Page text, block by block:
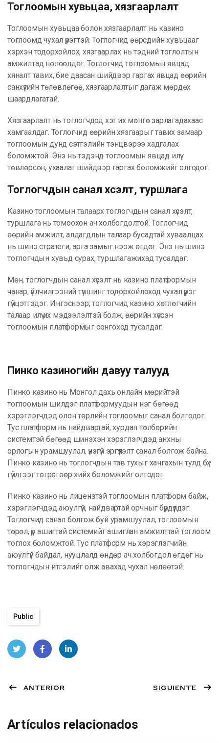
Тоглоомын хувьцаа, хязгаарлалт
Тоглоомын хувьцаа болон хязгаарлалт нь казино
тоглоомд чухал үүрэгтэй. Тоглогчид өөрсдийн хувьцааг
хэрхэн тодорхойлох, хязгаарлах нь тэдний тоглолтын
амжилтад нөлөөлдөг. Тоглогчид тоглоомын явцад
хяналт тавих, бие даасан шийдвэр гаргах явцад өөрийн
санхүүгийн төлөвлөгөө, хязгаарлалтыг дагаж мөрдөх
шаардлагатай.
Хязгаарлалт нь тоглогчдод хэт их мөнгө зарлагадахаас
хамгаалдаг. Тоглогчид өөрийн хязгаарыг тавих замаар
тоглоомын дунд сэтгэлийн тэнцвэрээ хадгалах
боломжтой. Энэ нь тэдэнд тоглоомын явцад илүү
төвлөрсөн, ухаалаг шийдвэр гаргах боломжийг олгодог.
Тоглогчдын санал хүсэлт, туршлага
Казино тоглоомын талаарх тоглогчдын санал хүсэлт,
туршлага нь томоохон ач холбогдолтой. Тоглогчид
өөрийн амжилт, алдагдлын талаар бусадтай хуваалцах
нь шинэ стратеги, арга замыг нээж өгдөг. Энэ нь шинэ
тоглогчдын хувьд сурах, туршлагажихад тусалдаг.
Мөн, тоглогчдын санал хүсэлт нь казино платформын
чанар, үйлчилгээний түвшинг тодорхойлоход чухал үүрэг
гүйцэтгэдэг. Ингэснээр, тоглогчид казино хөтлөгчийн
талаар илүү их мэдээлэлтэй болж, өөрийн хүссэн
тоглоомын платформыг сонгоход тусалдаг.
Пинко казиногийн давуу талууд
Пинко казино нь Монгол дахь онлайн мөрийтэй
тоглоомын шилдэг платформуудын нэг бөгөөд
хэрэглэгчдэд олон төрлийн тоглоомыг санал болгодог.
Тус платформ нь найдвартай, хурдан төлбөрийн
системтэй бөгөөд шинэхэн хэрэглэгчдэд анхны
орлогын урамшуулал, үнэгүй эргүүлэлт санал болгож байна.
Пинко казино нь тоглогчдын тав тухыг хангахын тулд бүх
гүйлгээг төгрөгөөр хийх боломжийг олгодог.
Пинко казино нь лицензтэй тоглоомын платформ байж,
хэрэглэгчдэд аюулгүй, найдвартай орчныг бүрдүүлдэг.
Тоглогчид санал болгож буй урамшуулал, тоглоомын
төрөл, үр ашигтай системийг ашиглан амжилттай тоглоом
тоглох боломжтой. Тус платформ нь хэрэглэгчийн
аюулгүй байдал, нууцлалд өндөр ач холбогдол өгдөг нь
тоглогчдын итгэлийг олж авахад чухал нөлөөтэй.
Public
ter
book
dIn
ANTERIOR SIGUIENTE
Artículos relacionados